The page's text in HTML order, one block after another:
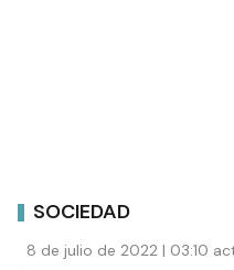
SOCIEDAD
8 de julio de 2022 | 03:10